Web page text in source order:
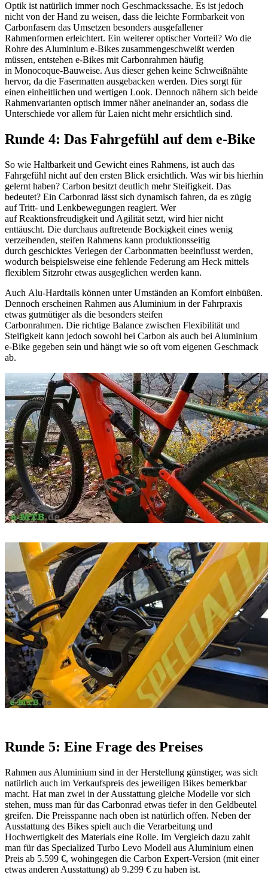
Optik ist natürlich immer noch Geschmackssache. Es ist jedoch
nicht von der Hand zu weisen, dass die leichte Formbarkeit von
Carbonfasern das Umsetzen besonders ausgefallener
Rahmenformen erleichtert. Ein weiterer optischer Vorteil? Wo die
Rohre des Aluminium e-Bikes zusammengeschweißt werden
müssen, entstehen e-Bikes mit Carbonrahmen häufig
in Monocoque-Bauweise. Aus dieser gehen keine Schweißnähte
hervor, da die Fasermatten ausgebacken werden. Dies sorgt für
einen einheitlichen und wertigen Look. Dennoch nähern sich beide
Rahmenvarianten optisch immer näher aneinander an, sodass die
Unterschiede vor allem für Laien nicht mehr ersichtlich sind.
Runde 4: Das Fahrgefühl auf dem e-Bike
So wie Haltbarkeit und Gewicht eines Rahmens, ist auch das
Fahrgefühl nicht auf den ersten Blick ersichtlich. Was wir bis hierhin
gelernt haben? Carbon besitzt deutlich mehr Steifigkeit. Das
bedeutet? Ein Carbonrad lässt sich dynamisch fahren, da es zügig
auf Tritt- und Lenkbewegungen reagiert. Wer
auf Reaktionsfreudigkeit und Agilität setzt, wird hier nicht
enttäuscht. Die durchaus auftretende Bockigkeit eines wenig
verzeihenden, steifen Rahmens kann produktionsseitig
durch geschicktes Verlegen der Carbonmatten beeinflusst werden,
wodurch beispielsweise eine fehlende Federung am Heck mittels
flexiblem Sitzrohr etwas ausgeglichen werden kann.
Auch Alu-Hardtails können unter Umständen an Komfort einbüßen.
Dennoch erscheinen Rahmen aus Aluminium in der Fahrpraxis
etwas gutmütiger als die besonders steifen
Carbonrahmen. Die richtige Balance zwischen Flexibilität und
Steifigkeit kann jedoch sowohl bei Carbon als auch bei Aluminium
e-Bike gegeben sein und hängt wie so oft vom eigenen Geschmack
ab.
Runde 5: Eine Frage des Preises
Rahmen aus Aluminium sind in der Herstellung günstiger, was sich
natürlich auch im Verkaufspreis des jeweiligen Bikes bemerkbar
macht. Hat man zwei in der Ausstattung gleiche Modelle vor sich
stehen, muss man für das Carbonrad etwas tiefer in den Geldbeutel
greifen. Die Preisspanne nach oben ist natürlich offen. Neben der
Ausstattung des Bikes spielt auch die Verarbeitung und
Hochwertigkeit des Materials eine Rolle. Im Vergleich dazu zahlt
man für das Specialized Turbo Levo Modell aus Aluminium einen
Preis ab 5.599 €, wohingegen die Carbon Expert-Version (mit einer
etwas anderen Ausstattung) ab 9.299 € zu haben ist.